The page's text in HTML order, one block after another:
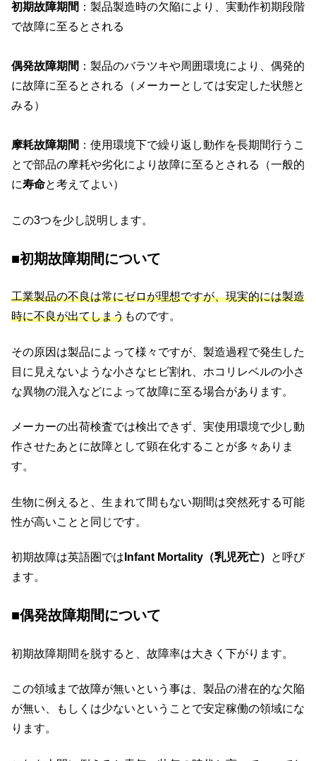
初期故障期間 ：製品製造時の欠陥により、実動作初期段階
で故障に至るとされる
偶発故障期間 ：製品のバラツキや周囲環境により、偶発的
に故障に至るとされる（メーカーとしては安定した状態と
みる）
摩耗故障期間 ：使用環境下で繰り返し動作を長期間行うこ
とで部品の摩耗や劣化により故障に至るとされる（一般的
に寿命と考えてよい）
この3つを少し説明します。
■初期故障期間について
工業製品の不良は常にゼロが理想ですが、現実的には製造
時に不良が出てしまうものです。
その原因は製品によって様々ですが、製造過程で発生した
目に見えないような小さなヒビ割れ、ホコリレベルの小さ
な異物の混入などによって故障に至る場合があります。
メーカーの出荷検査では検出できず、実使用環境で少し動
作させたあとに故障として顕在化することが多々ありま
す。
生物に例えると、生まれて間もない期間は突然死する可能
性が高いことと同じです。
初期故障は英語圏では Infant Mortality（乳児死亡）
と呼び
ます。
■偶発故障期間について
初期故障期間を脱すると、故障率は大きく下がります。
この領域まで故障が無いという事は、製品の潜在的な欠陥
が無い、もしくは少ないということで安定稼働の領域にな
ります。